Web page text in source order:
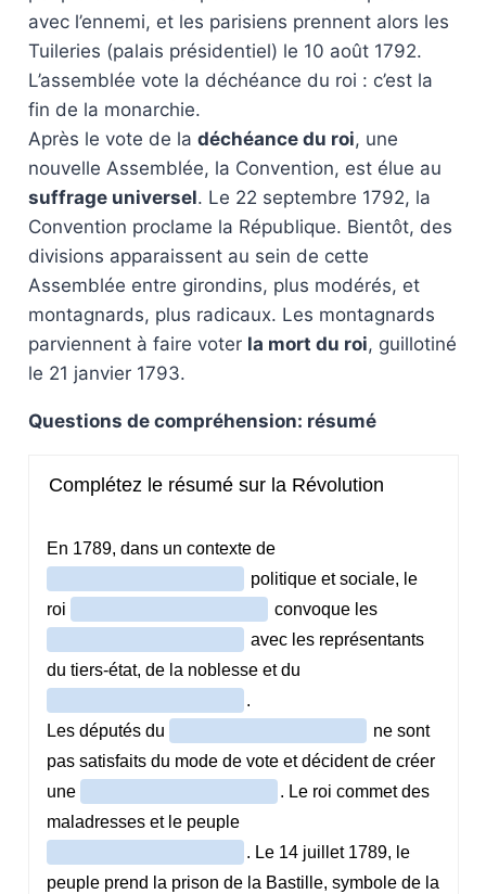
avec l’ennemi, et les parisiens prennent alors les
Tuileries (palais présidentiel) le 10 août 1792.
L’assemblée vote la déchéance du roi : c’est la
fin de la monarchie.
Après le vote de la déchéance du roi, une
nouvelle Assemblée, la Convention, est élue au
suffrage universel. Le 22 septembre 1792, la
Convention proclame la République. Bientôt, des
divisions apparaissent au sein de cette
Assemblée entre girondins, plus modérés, et
montagnards, plus radicaux. Les montagnards
parviennent à faire voter la mort du roi, guillotiné
le 21 janvier 1793.
Questions de compréhension: résumé